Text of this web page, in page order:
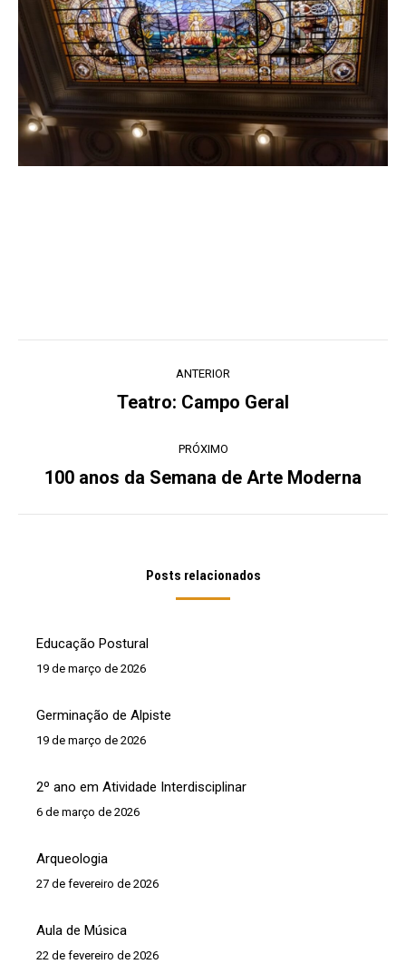
ANTERIOR
Post
Teatro: Campo Geral
PRÓXIMO
Próximo
100 anos da Semana de Arte Moderna
Posts relacionados
Educação Postural
19 de março de 2026
Germinação de Alpiste
19 de março de 2026
2º ano em Atividade Interdisciplinar
6 de março de 2026
Arqueologia
27 de fevereiro de 2026
Aula de Música
22 de fevereiro de 2026